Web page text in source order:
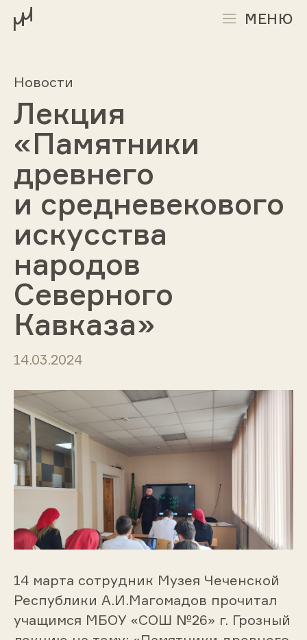
МЕНЮ
Новости
Лекция
«Памятники
древнего
и средневекового
искусства
народов
Северного
Кавказа»
14.03.2024
14 марта сотрудник Музея Чеченской
Республики А.И.Магомадов прочитал
учащимся МБОУ «СОШ №26» г. Грозный